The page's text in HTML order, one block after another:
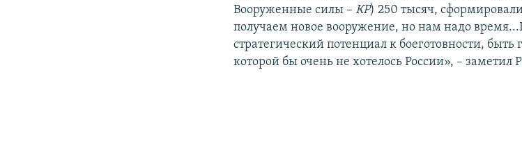
Вооруженные силы –КР) 250 тысяч,
получаем новое вооружение, но нам надо
стратегический потенциал к боеготовности, быть
которой бы очень не хотелось России», – заметил